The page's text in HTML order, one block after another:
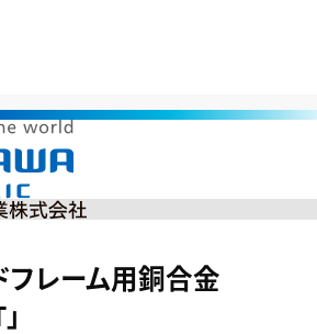
ニ
ュ
ィ > 環境調和製品 > >
64T」
フレーム用銅合金